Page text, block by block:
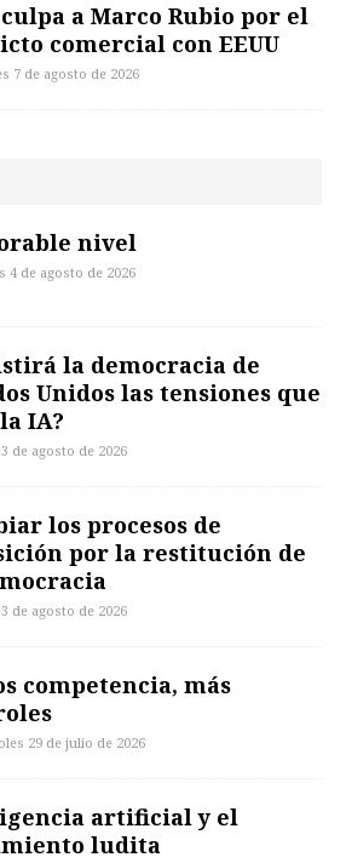
a Marco Rubio por el
comercial con EEUU
7 de agosto de 2026
nivel
4 de agosto de 2026
la democracia de
Unidos las tensiones que
IA?
de agosto de 2026
los procesos de
por la restitución de
de agosto de 2026
competencia, más
29 de julio de 2026
artificial y el
ludita